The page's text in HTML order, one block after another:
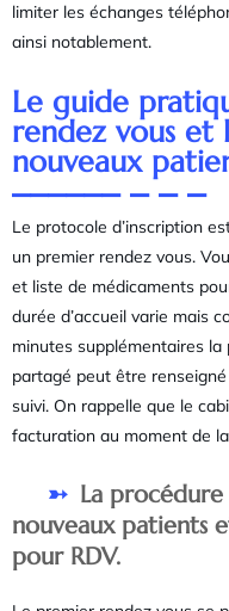
limiter les échanges
ainsi notablement.
Le guide
rendez vous et
nouveaux
Le protocole d’inscription
un premier rendez vous.
et liste de médicaments
durée d’accueil varie mais
minutes supplémentaires
partagé peut être
suivi. On rappelle que le
facturation au moment de
La
nouveaux patients
pour RDV.